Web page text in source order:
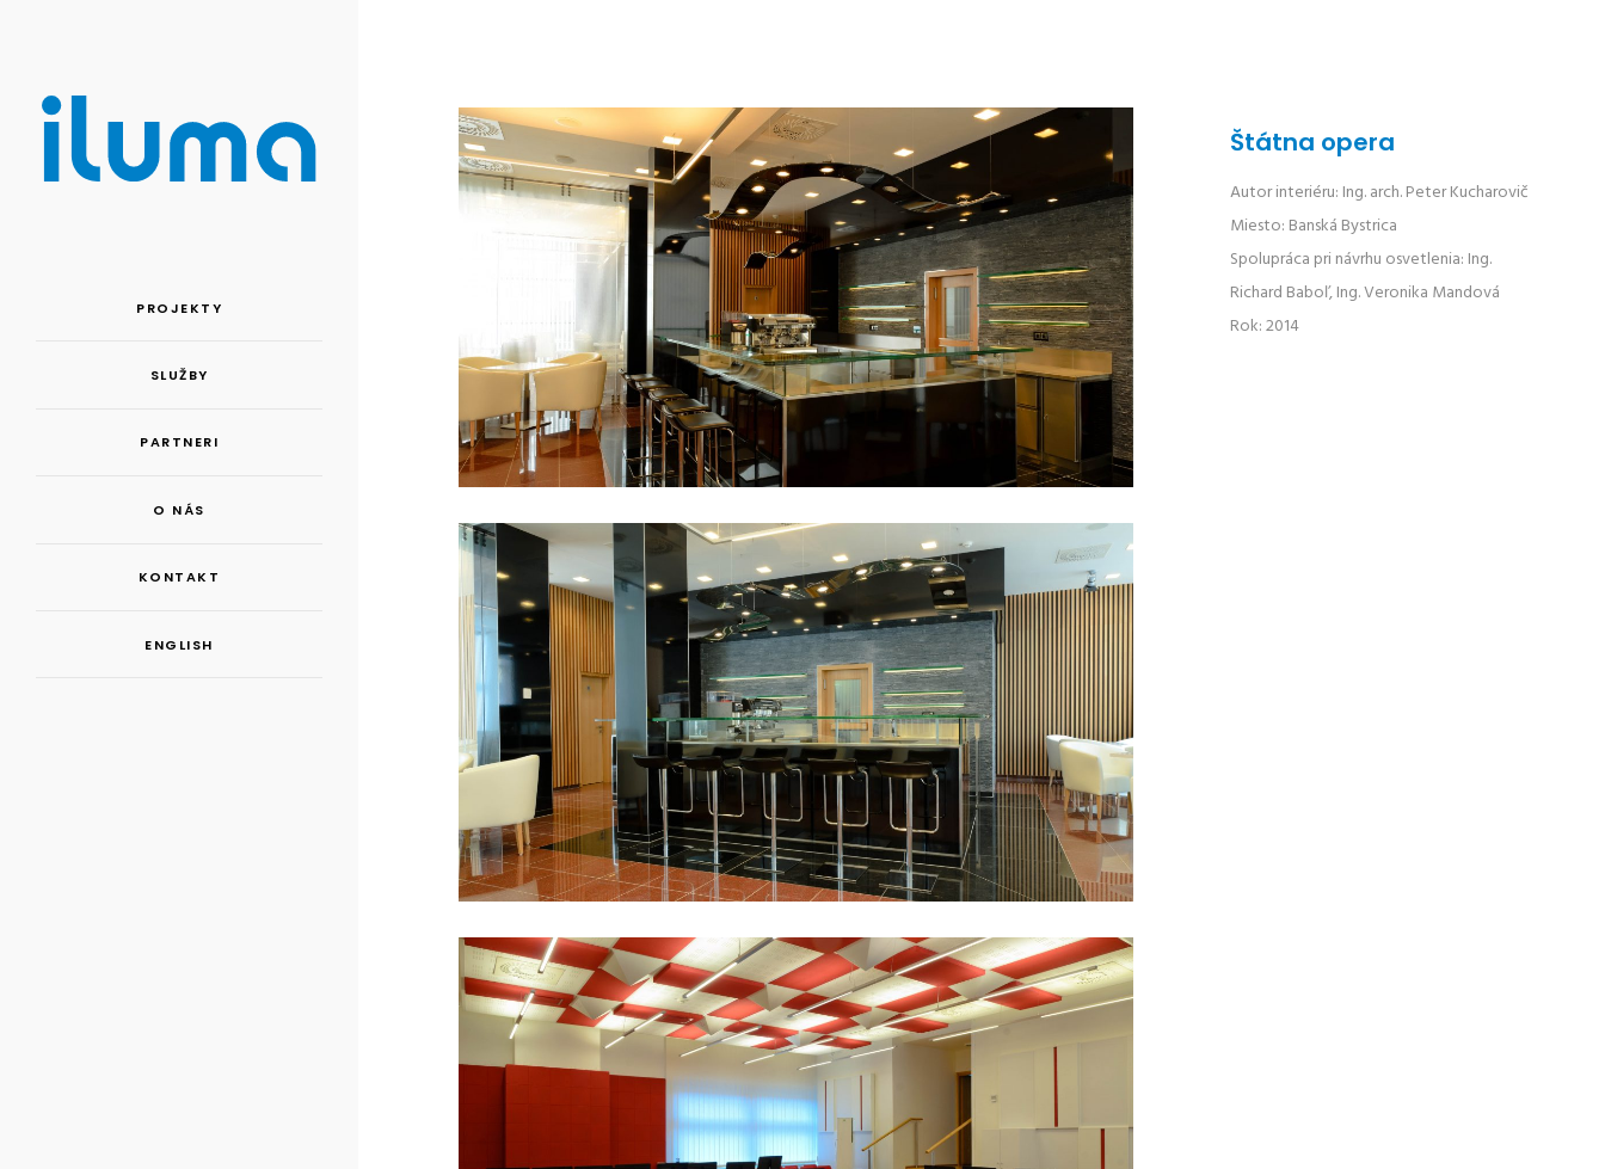
PROJEKTY
SLUŽBY
PARTNERI
O NÁS
KONTAKT
ENGLISH
Štátna opera
Autor interiéru: Ing. arch. Peter Kucharovič
Miesto: Banská Bystrica
Spolupráca pri návrhu osvetlenia: Ing.
Richard Baboľ, Ing. Veronika Mandová
Rok: 2014